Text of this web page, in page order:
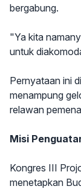
bergabung.
"Ya kita
untuk
Pernyataan ini
menampung
relawan
Misi
Kongres III
menetapkan